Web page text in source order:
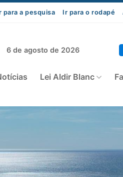
para a pesquisa Ir para o rodapé
6 de agosto de 2026
Lei Aldir Blanc